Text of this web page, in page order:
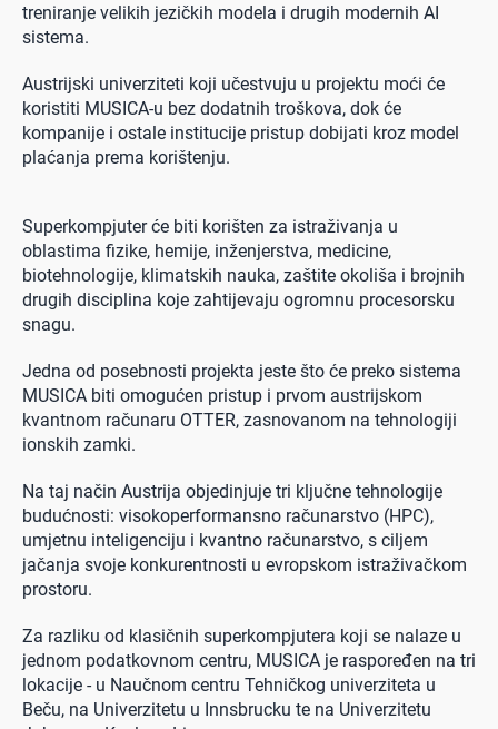
treniranje velikih jezičkih modela i drugih modernih AI
sistema.
Austrijski univerziteti koji učestvuju u projektu moći će
koristiti MUSICA-u bez dodatnih troškova, dok će
kompanije i ostale institucije pristup dobijati kroz model
plaćanja prema korištenju.
Superkompjuter će biti korišten za istraživanja u
oblastima fizike, hemije, inženjerstva, medicine,
biotehnologije, klimatskih nauka, zaštite okoliša i brojnih
drugih disciplina koje zahtijevaju ogromnu procesorsku
snagu.
Jedna od posebnosti projekta jeste što će preko sistema
MUSICA biti omogućen pristup i prvom austrijskom
kvantnom računaru OTTER, zasnovanom na tehnologiji
ionskih zamki.
Na taj način Austrija objedinjuje tri ključne tehnologije
budućnosti: visokoperformansno računarstvo (HPC),
umjetnu inteligenciju i kvantno računarstvo, s ciljem
jačanja svoje konkurentnosti u evropskom istraživačkom
prostoru.
Za razliku od klasičnih superkompjutera koji se nalaze u
jednom podatkovnom centru, MUSICA je raspoređen na tri
lokacije - u Naučnom centru Tehničkog univerziteta u
Beču, na Univerzitetu u Innsbrucku te na Univerzitetu